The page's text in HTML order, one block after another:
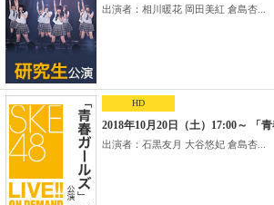
出演者：相川暖花 岡田美紅 倉島杏...
HD
2018年10月20日（土）17:00～ 「
出演者：石黒友月 大谷悠妃 倉島杏...